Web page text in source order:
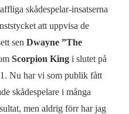
skådespelar-insatserna
att uppvisa de
sen Dwayne ”The
Scorpion King i slutet på
Nu har vi som publik fått
skådespelare i många
men aldrig förr har jag